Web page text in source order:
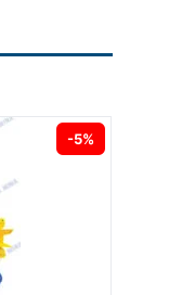
-5%